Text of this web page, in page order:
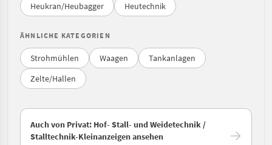
Heukran/Heubagger
Heutechnik
ÄHNLICHE KATEGORIEN
Strohmühlen Waagen
Tankanlagen
Zelte/Hallen
Auch von Privat: Hof- Stall- und Weidetechnik /
Stalltechnik-Kleinanzeigen ansehen